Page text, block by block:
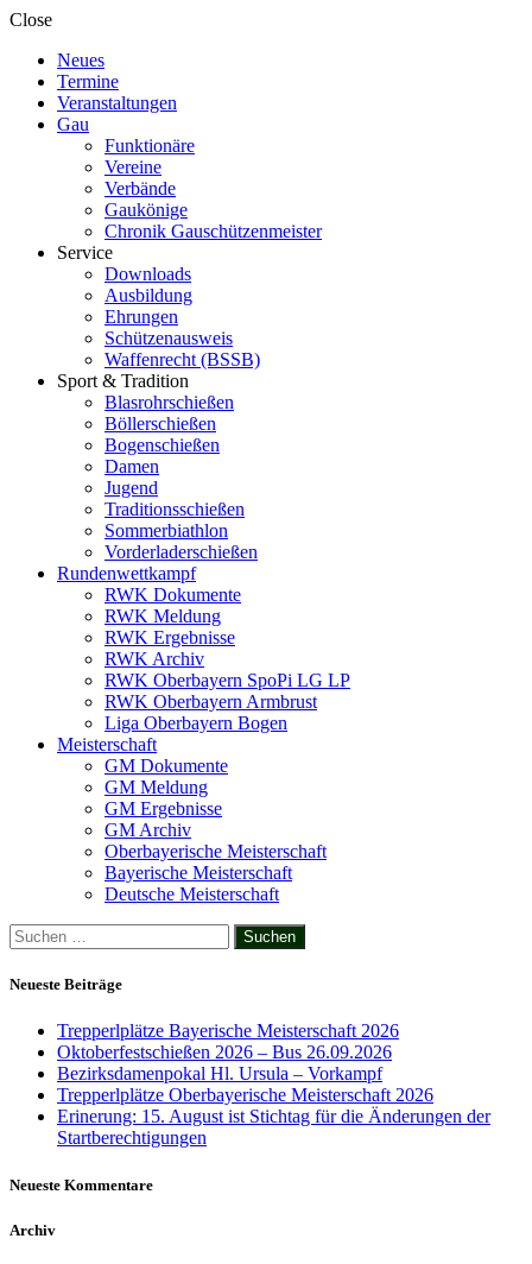
Close
Neues
Termine
Veranstaltungen
Gau
Funktionäre
Vereine
Verbände
Gaukönige
Chronik Gauschützenmeister
Service
Downloads
Ausbildung
Ehrungen
Schützenausweis
Waffenrecht (BSSB)
Sport & Tradition
Blasrohrschießen
Böllerschießen
Bogenschießen
Damen
Jugend
Traditionsschießen
Sommerbiathlon
Vorderladerschießen
Rundenwettkampf
RWK Dokumente
RWK Meldung
RWK Ergebnisse
RWK Archiv
RWK Oberbayern SpoPi LG LP
RWK Oberbayern Armbrust
Liga Oberbayern Bogen
Meisterschaft
GM Dokumente
GM Meldung
GM Ergebnisse
GM Archiv
Oberbayerische Meisterschaft
Bayerische Meisterschaft
Deutsche Meisterschaft
Suchen
nach:
Neueste Beiträge
Trepperlplätze Bayerische Meisterschaft 2026
Oktoberfestschießen 2026 – Bus 26.09.2026
Bezirksdamenpokal Hl. Ursula – Vorkampf
Trepperlplätze Oberbayerische Meisterschaft 2026
Erinerung: 15. August ist Stichtag für die Änderungen der
Startberechtigungen
Neueste Kommentare
Archiv